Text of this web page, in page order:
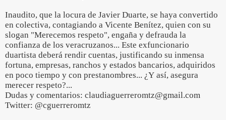
Inaudito, que la locura de Javier Duarte, se haya convertido
en colectiva, contagiando a Vicente Benítez, quien con su
slogan "Merecemos respeto", engaña y defrauda la
confianza de los veracruzanos... Este exfuncionario
duartista deberá rendir cuentas, justificando su inmensa
fortuna, empresas, ranchos y estados bancarios, adquiridos
en poco tiempo y con prestanombres... ¿Y así, asegura
merecer respeto?...
Dudas y comentarios: claudiaguerreromtz@gmail.com
Twitter: @cguerreromtz